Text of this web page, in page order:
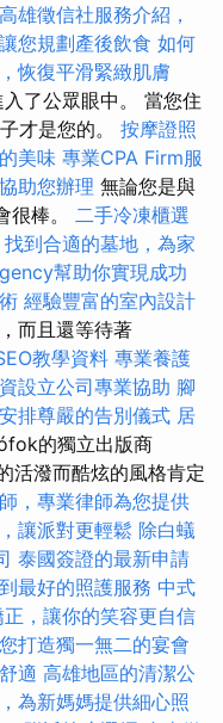
高雄徵信社服務介紹，
您規劃產後飲食 如何
恢復平滑緊緻肌膚
了公眾眼中。 當您住
才是您的。 按摩證照
美味 專業CPA Firm服
助您辦理 無論您是與
很棒。 二手冷凍櫃選
找到合適的墓地，為家
幫助你實現成功
經驗豐富的室內設計
而且還等待著
教學資料 專業養護
設立公司專業協助 腳
排尊嚴的告別儀式 居
的獨立出版商
活潑而酷炫的風格肯定
，專業律師為您提供
讓派對更輕鬆 除白蟻
泰國簽證的最新申請
最好的照護服務 中式
正，讓你的笑容更自信
打造獨一無二的宴會
適 高雄地區的清潔公
為新媽媽提供細心照